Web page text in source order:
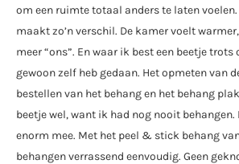
om een ruimte totaal anders te laten
maakt zo’n verschil. De kamer voelt
meer “ons”. En waar ik best een beetje
gewoon zelf heb gedaan. Het opmeten van
bestellen van het behang en het behang
beetje wel, want ik had nog nooit
enorm mee. Met het peel & stick behang
behangen verrassend eenvoudig. Geen